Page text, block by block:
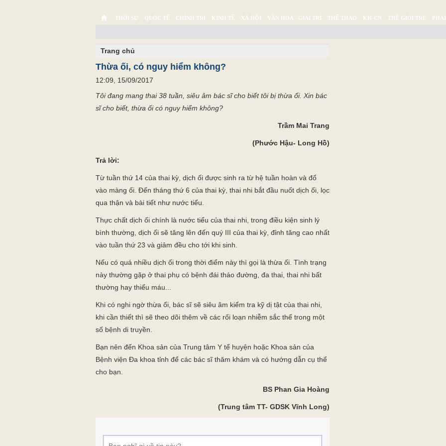
THỜI SỰ QUỐC TẾ CHÍNH TRỊ KINH TẾ XÃ HỘI VĂN HÓA - GIẢI TRÍ THỂ THAO KH-CN THẾ GIỚI TRẺ
Trang chủ
Thừa ối, có nguy hiểm không?
12:09, 15/09/2017
Tôi đang mang thai 38 tuần, siêu âm bác sĩ cho biết tôi bị thừa ối. Xin bác
sĩ cho biết, thừa ối có nguy hiểm không?
Trầm Mai Trang
(Phước Hậu- Long Hồ)
Trả lời:
Từ tuần thứ 14 của thai kỳ, dịch ối được sinh ra từ hệ tuần hoàn và đổ
vào màng ối. Đến tháng thứ 6 của thai kỳ, thai nhi bắt đầu nuốt dịch ối, lọc
qua thận và bài tiết như nước tiểu.
Thực chất dịch ối chính là nước tiểu của thai nhi, trong điều kiện sinh lý
bình thường, dịch ối sẽ tăng lên đến quý III của thai kỳ, đỉnh tăng cao nhất
vào tuần thứ 23 và giảm đều cho tới khi sinh.
Nếu có quá nhiều dịch ối trong thời điểm này thì gọi là thừa ối. Tình trạng
này thường gặp ở thai phụ có bệnh đái tháo đường, đa thai, thai nhi bất
thường hay thiếu máu...
Khi có nghi ngờ thừa ối, bác sĩ sẽ siêu âm kiểm tra kỹ dị tật của thai nhi,
khi cần thiết thì sẽ theo dõi thêm về các rối loạn nhiễm sắc thể trong một
số bệnh di truyền.
Bạn nên đến Khoa sản của Trung tâm Y tế huyện hoặc Khoa sản của
Bệnh viện Đa khoa tỉnh để các bác sĩ thăm khám và có hướng dẫn cụ thể
cho bạn.
BS Phan Gia Hoàng
(Trung tâm TT- GDSK Vĩnh Long)